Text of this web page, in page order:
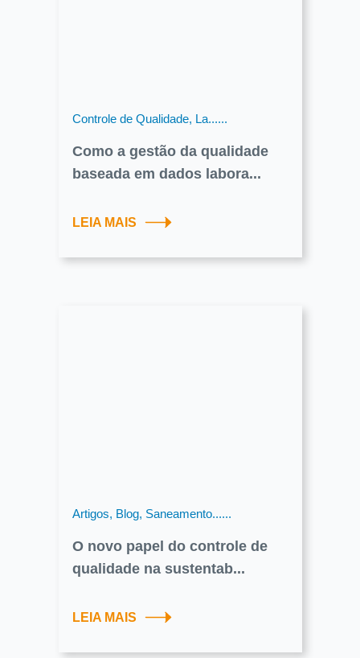
Controle de Qualidade, La......
Como a gestão da qualidade
baseada em dados labora...
LEIA MAIS
Artigos, Blog, Saneamento......
O novo papel do controle de
qualidade na sustentab...
LEIA MAIS